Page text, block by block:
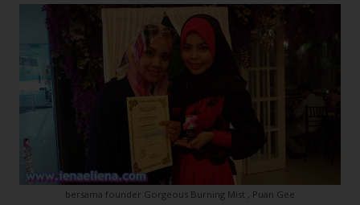
bersama founder Gorgeous Burning Mist , Puan Gee